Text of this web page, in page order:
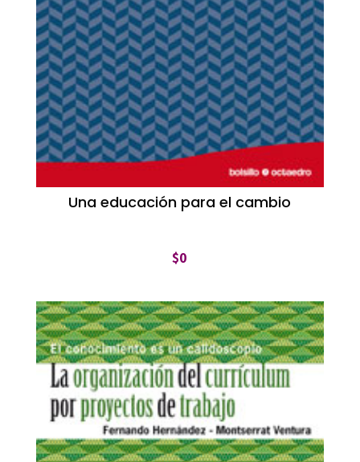
Una educación para el cambio
$0